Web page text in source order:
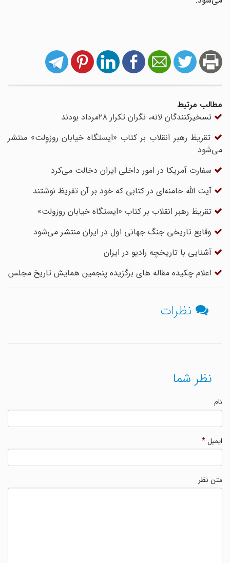
مطالب مرتبط
تسخیرکنندگان لانه، نگران تکرار ۲۸مرداد بودند
تقریظ رهبر انقلاب بر کتاب «ایستگاه خیابان روزوِلت» منتشر
می‌شود
سفارت آمریکا در امور داخلی ایران دخالت می‌کرد
آیت الله خامنه‌ای در کتابی که خود بر آن تقریظ نوشتند
تقریظ رهبر انقلاب بر کتاب «ایستگاه خیابان روزولت»
وقایع تاریخی جنگ جهانی اول در ایران منتشر می‌شود
آشنایی با تاریخچه رادیو در ایران
اعلام چکیده مقاله های برگزیده پنجمین همایش تاریخ مجلس
نظرات
نظر شما
ایمیل*
متن نظر